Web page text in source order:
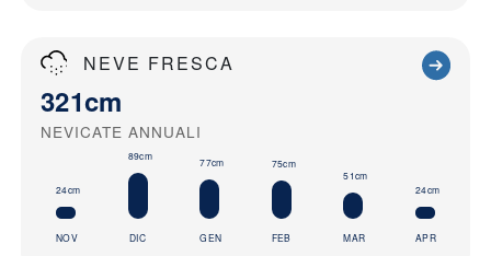
NEVE FRESCA
321cm
NEVICATE ANNUALI
24cm
NOV
89cm
DIC
77cm
GEN
75cm
FEB
51cm
MAR
24cm
APR